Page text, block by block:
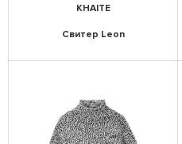
KHAITE
Свитер Leon